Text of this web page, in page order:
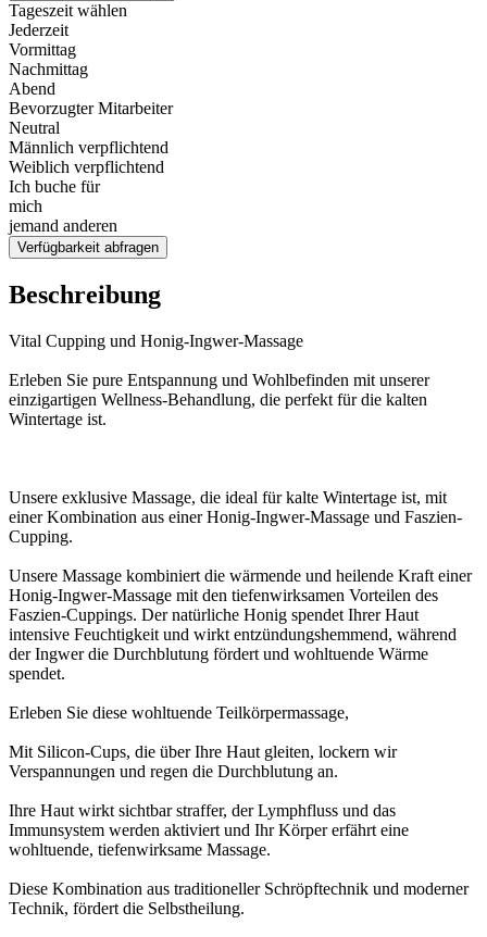
Tageszeit wählen
Jederzeit
Vormittag
Nachmittag
Abend
Bevorzugter Mitarbeiter
Neutral
Männlich verpflichtend
Weiblich verpflichtend
Ich buche für
mich
jemand anderen
Verfügbarkeit abfragen
Beschreibung
Vital Cupping und Honig-Ingwer-Massage
Erleben Sie pure Entspannung und Wohlbefinden mit unserer
einzigartigen Wellness-Behandlung, die perfekt für die kalten
Wintertage ist.
Unsere exklusive Massage, die ideal für kalte Wintertage ist, mit
einer Kombination aus einer Honig-Ingwer-Massage und Faszien-
Cupping.
Unsere Massage kombiniert die wärmende und heilende Kraft einer
Honig-Ingwer-Massage mit den tiefenwirksamen Vorteilen des
Faszien-Cuppings. Der natürliche Honig spendet Ihrer Haut
intensive Feuchtigkeit und wirkt entzündungshemmend, während
der Ingwer die Durchblutung fördert und wohltuende Wärme
spendet.
Erleben Sie diese wohltuende Teilkörpermassage,
Mit Silicon-Cups, die über Ihre Haut gleiten, lockern wir
Verspannungen und regen die Durchblutung an.
Ihre Haut wirkt sichtbar straffer, der Lymphfluss und das
Immunsystem werden aktiviert und Ihr Körper erfährt eine
wohltuende, tiefenwirksame Massage.
Diese Kombination aus traditioneller Schröpftechnik und moderner
Technik, fördert die Selbstheilung.